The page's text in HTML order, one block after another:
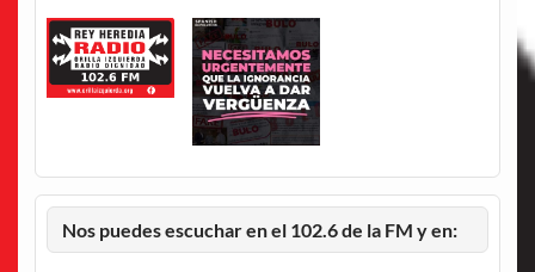
Nos puedes escuchar en el 102.6 de la FM y en: